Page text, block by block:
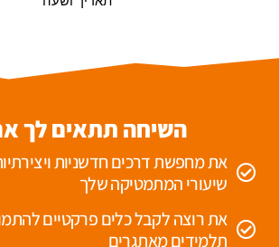
השיחה תתאים לך
את מחפשת דרכים חדשניות
שיעורי המתמטיקה שלך
את רוצה לקבל כלים פרקטיים
תלמידים מאתגרים